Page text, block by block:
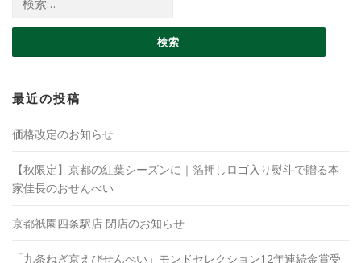
最近の投稿
価格改定のお知らせ
【秋限定】京都の紅葉シーズンに｜箔押しロゴ入り熨斗で贈る本
家佳長のおせんべい
京都祇園四条駅店 閉店のお知らせ
「九条ねぎ京えびせんべい」モンドセレクション12年連続金賞受